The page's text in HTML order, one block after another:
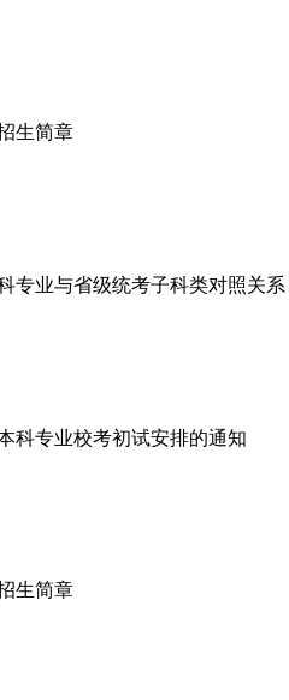
生简章
专业与省级统考子科类对照关系
科专业校考初试安排的通知
生简章